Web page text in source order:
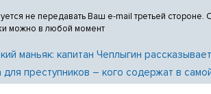
не передавать Ваш e-mail третьей стороне.
можно в любой момент
маньяк: капитан Чеплыгин рассказывает
для преступников – кого содержат в